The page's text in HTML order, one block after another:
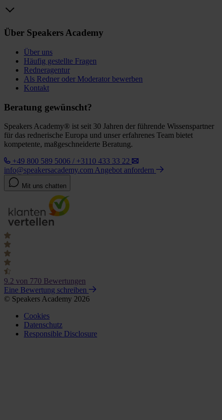
Über Speakers Academy
Über uns
Häufig gestellte Fragen
Redneragentur
Als Redner oder Moderator bewerben
Kontakt
Beratung gewünscht?
Speakers Academy® ist seit 30 Jahren der führende Wissenspartner
für das rednerische Europa und unser erfahrenes Team bietet
kompetente, maßgeschneiderte Beratung.
+49 800 589 5006 / +3110 433 33 22
info@speakersacademy.com Angebot anfordern
Mit uns chatten
9.2 von 770 Bewertungen
Eine Bewertung schreiben
© Speakers Academy 2026
Cookies
Datenschutz
Responsible Disclosure